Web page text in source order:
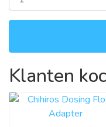
Klanten